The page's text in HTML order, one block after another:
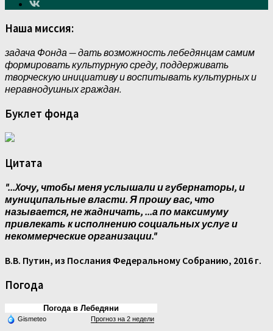
Наша миссия:
задача Фонда — дать возможность лебедянцам самим
формировать культурную среду, поддерживать
творческую инициативу и воспитывать культурных и
неравнодушных граждан.
Буклет фонда
Цитата
"...Xочу, чтобы меня услышали и губернаторы, и
муниципальные власти. Я прошу вас, что
называется, не жадничать, ...а по максимуму
привлекать к исполнению социальных услуг и
некоммерческие организации."
В.В. Путин, из Послания Федеральному Собранию, 2016 г.
Погода
Погода в Лебедяни
Gismeteo Прогноз на 2 недели